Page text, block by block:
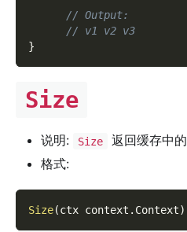
// Output:
// v1 v2 v3
}
Size
说明: Size 返回缓存中的
格式:
Size(ctx context . Context)